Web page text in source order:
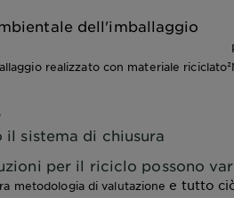
dell'imballaggio
realizzato con materiale riciclato²
il sistema di chiusura
per il riciclo possono
metodologia di valutazione e tutto